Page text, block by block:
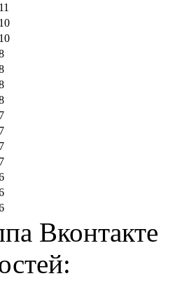
11
10
10
7
7
7
7
Вконтакте